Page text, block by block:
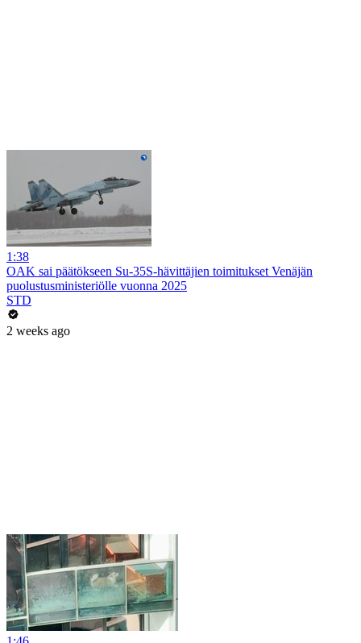
1:38
OAK sai päätökseen Su-35S-hävittäjien toimitukset Venäjän
puolustusministeriölle vuonna 2025
STD
2 weeks ago